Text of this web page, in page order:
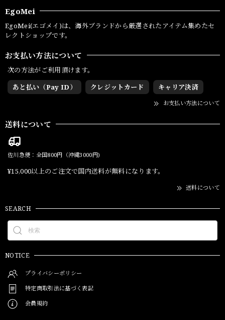
EgoMei
EgoMei(エゴメイ)は、海外ブランドから厳選されたアイテム集めたセ
レクトショップです。
お支払い方法について
次の方法がご利用頂けます。
あと払い（Pay ID）
クレジットカード キャリア決済
お支払い方法について
送料について
佐川急便：全国800円（沖縄3000円)
¥15,000以上のご注文で国内送料が無料になります。
送料について
SEARCH
NOTICE
プライバシーポリシー
特定商取引法に基づく表記
会員規約